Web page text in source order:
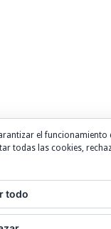
el funcionamiento
todas las cookies,
todo